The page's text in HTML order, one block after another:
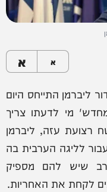
א א
ליברמן התייחס היום
מי לדעתו צריך
רצועת עזה, ליברמן
לליגה הערבית בה
שיש להם מספיק
לקחת את האחריות.